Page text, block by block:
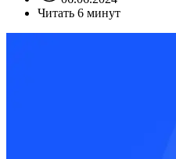
Читать 6 минут